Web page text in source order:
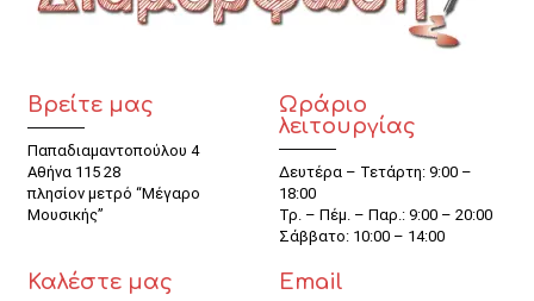
Βρείτε μας
Παπαδιαμαντοπούλου 4
Αθήνα 115 28
πλησίον μετρό “Μέγαρο
Μουσικής”
Ωράριο
λειτουργίας
Δευτέρα – Τετάρτη: 9:00 –
18:00
Τρ. – Πέμ. – Παρ.: 9:00 – 20:00
Σάββατο: 10:00 – 14:00
Καλέστε μας Email